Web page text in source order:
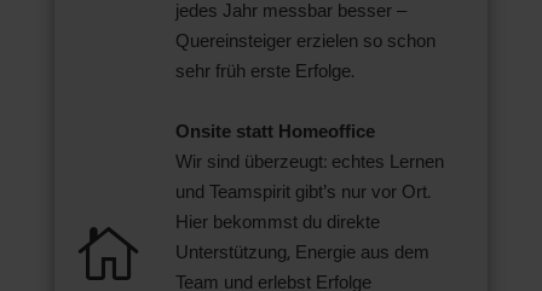
jedes Jahr messbar besser –
Quereinsteiger erzielen so schon
sehr früh erste Erfolge.

Onsite statt Homeoffice
Wir sind überzeugt: echtes Lernen
und Teamspirit gibt’s nur vor Ort.
Hier bekommst du direkte
Unterstützung, Energie aus dem
Team und erlebst Erfolge